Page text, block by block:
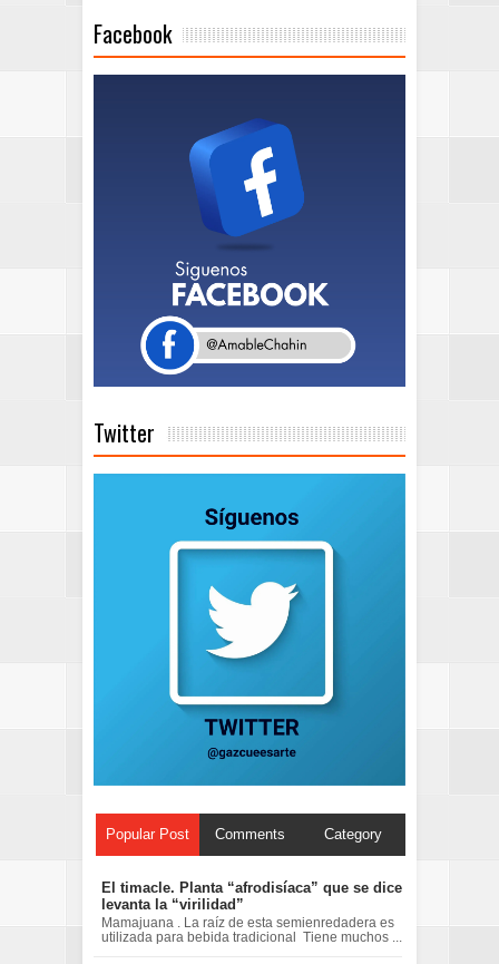
Facebook
Twitter
Popular Post Comments Category
El timacle. Planta “afrodisíaca” que se dice
levanta la “virilidad”
Mamajuana . La raíz de esta semienredadera es
utilizada para bebida tradicional Tiene muchos ...